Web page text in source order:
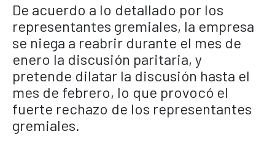
De acuerdo a lo detallado por los
representantes gremiales, la empresa
se niega a reabrir durante el mes de
enero la discusión paritaria, y
pretende dilatar la discusión hasta el
mes de febrero, lo que provocó el
fuerte rechazo de los representantes
gremiales.